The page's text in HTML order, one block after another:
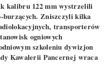
kalibru 122 mm wystrzelili
burzących. Zniszczyli kilka
transporterów
ogniowych
szkoleniu dywizjon
Kawalerii Pancernej wraca